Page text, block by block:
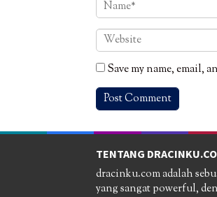
Save my name, email,
TENTANG
dracinku.com adalah
yang sangat powerful,